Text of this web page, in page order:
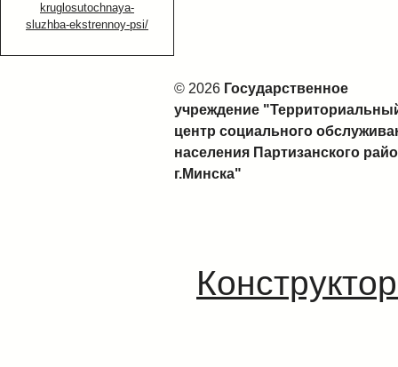
kruglosutochnaya-
sluzhba-ekstrennoy-psi/
© 2026 Государственное
учреждение
центр социального
населения Партизанского
г.Минска"